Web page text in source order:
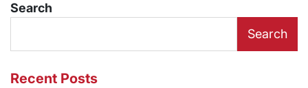
Search
Search
Recent Posts